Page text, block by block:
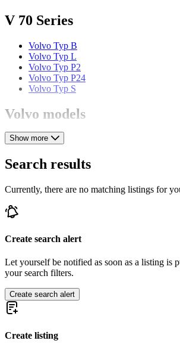
V 70 Series
Volvo Typ B
Volvo Typ L
Volvo Typ P2
Volvo Typ P24
Volvo Typ S
Volvo models
Volvo 240
Volvo 66
Volvo 850
Volvo P 121
Volvo P 210
Volvo PV 544
Show more
Search results
Currently, there are no matching listings for
Create search alert
Let yourself be notified as soon as a listing is
your search filters.
Create search alert
Create listing